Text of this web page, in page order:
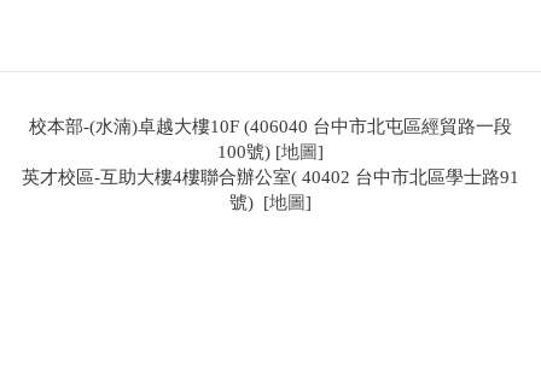
校本部-(水湳)卓越大樓10F (406040 台中市北屯區經貿路一段
100號) [地圖]
英才校區-互助大樓4樓聯合辦公室( 40402 台中市北區學士路91
號) [地圖]